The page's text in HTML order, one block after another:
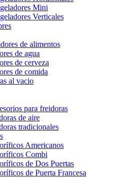
Mini
Verticales
de alimentos
de agua
de cerveza
de comida
al vacio
para freidoras
de aire
tradicionales
Americanos
Combi
de Dos Puertas
de Puerta Francesa